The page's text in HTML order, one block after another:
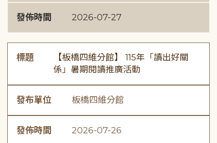
發佈時間 2026-07-27
標題
【板橋四維分館】 115年「讀出好關
係」暑期閱讀推廣活動
發布單位 板橋四維分館
發佈時間 2026-07-26